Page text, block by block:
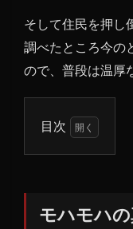
そして住民を押し
調べたところ今の
ので、普段は温厚
目次
の正
モハモハ